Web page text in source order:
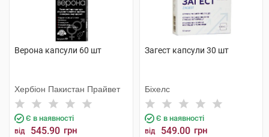
Верона капсули 60 шт
Хербіон Пакистан Прайвет
Є в наявності
від 545.90 грн
Загест капсули 30 шт
Біхелс
Є в наявності
від 549.00 грн